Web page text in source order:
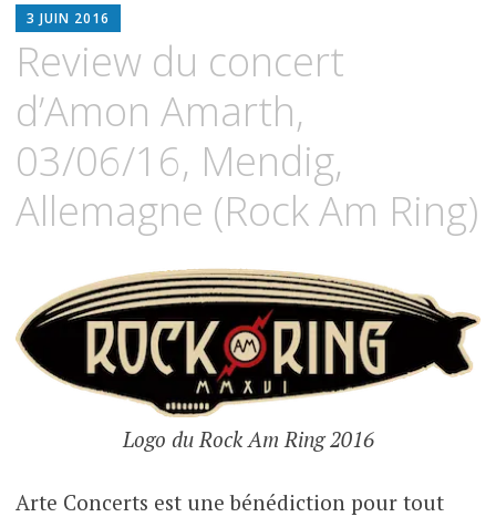
3 JUIN 2016
OSCURIA
Review du concert
d’Amon Amarth,
03/06/16, Mendig,
Allemagne (Rock Am Ring)
Logo du Rock Am Ring 2016
Arte Concerts est une bénédiction pour tout